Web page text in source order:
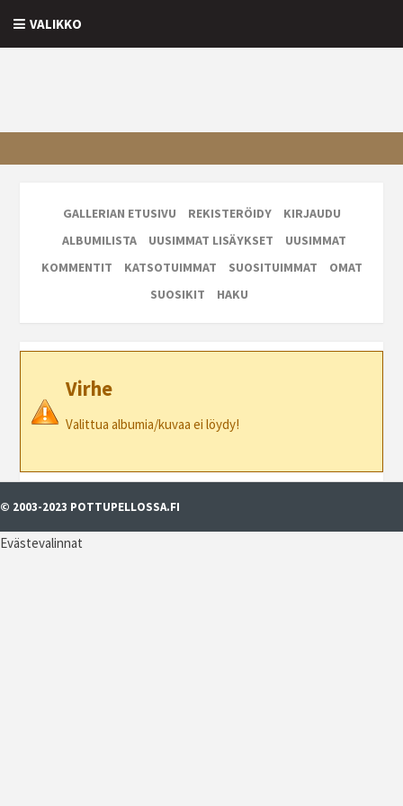
VALIKKO
GALLERIAN ETUSIVU REKISTERÖIDY
KIRJAUDU
ALBUMILISTA
UUSIMMAT LISÄYKSET
UUSIMMAT
KOMMENTIT
KATSOTUIMMAT SUOSITUIMMAT
OMAT
SUOSIKIT
HAKU
Virhe
Valittua albumia/kuvaa ei löydy!
© 2003-2023 POTTUPELLOSSA.FI
Evästevalinnat